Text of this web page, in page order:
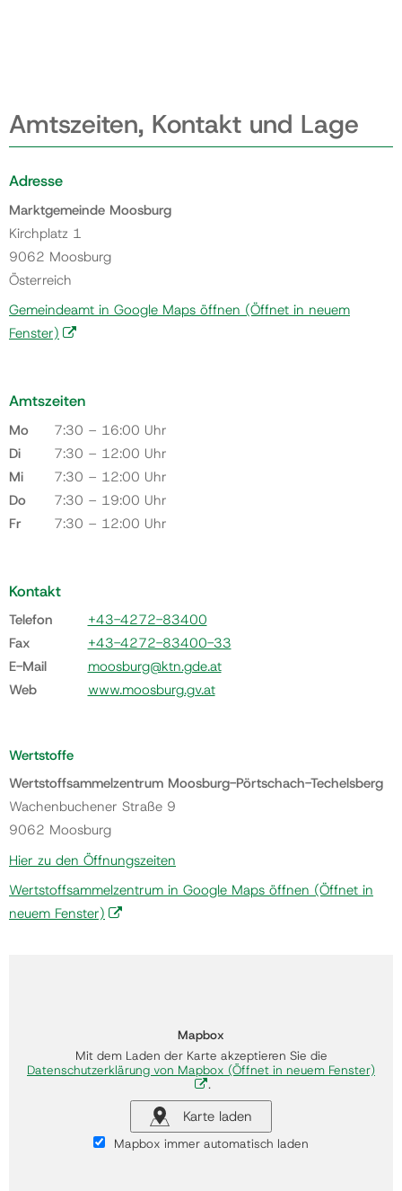
Amtszeiten, Kontakt und Lage
Adresse
Marktgemeinde Moosburg
Kirchplatz 1
9062 Moosburg
Österreich
Gemeindeamt in Google Maps öffnen (Öffnet in neuem
Fenster)
Amtszeiten
Mo
7:30 – 16:00 Uhr
Di
7:30 – 12:00 Uhr
Mi
7:30 – 12:00 Uhr
Do
7:30 – 19:00 Uhr
Fr
7:30 – 12:00 Uhr
Kontakt
Telefon
+43-4272-83400
Fax
+43-4272-83400-33
E-Mail
moosburg@ktn.gde.at
Web
www.moosburg.gv.at
Wertstoffe
Wertstoffsammelzentrum Moosburg-Pörtschach-Techelsberg
Wachenbuchener Straße 9
9062 Moosburg
Hier zu den Öffnungszeiten
Wertstoffsammelzentrum in Google Maps öffnen (Öffnet in
neuem Fenster)
Mapbox
Mit dem Laden der Karte akzeptieren Sie die
Datenschutzerklärung von Mapbox (Öffnet in neuem Fenster)
.
Karte laden
Mapbox immer automatisch laden